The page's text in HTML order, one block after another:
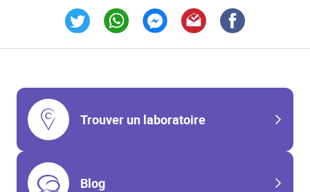
Trouver un laboratoire
Blog